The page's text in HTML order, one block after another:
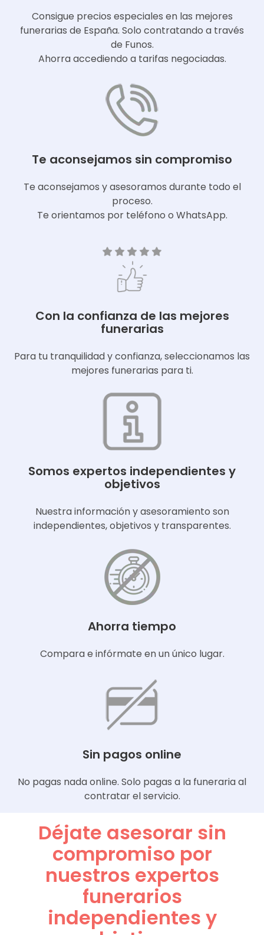
Consigue precios especiales en las mejores
funerarias de España. Solo contratando a través
de Funos.
Ahorra accediendo a tarifas negociadas.
Te aconsejamos sin compromiso
Te aconsejamos y asesoramos durante todo el
proceso.
Te orientamos por teléfono o WhatsApp.
Con la confianza de las mejores
funerarias
Para tu tranquilidad y confianza, seleccionamos las
mejores funerarias para ti.
Somos expertos independientes y
objetivos
Nuestra información y asesoramiento son
independientes, objetivos y transparentes.
Ahorra tiempo
Compara e infórmate en un único lugar.
Sin pagos online
No pagas nada online. Solo pagas a la funeraria al
contratar el servicio.
Déjate asesorar sin
compromiso por
nuestros expertos
funerarios
independientes y